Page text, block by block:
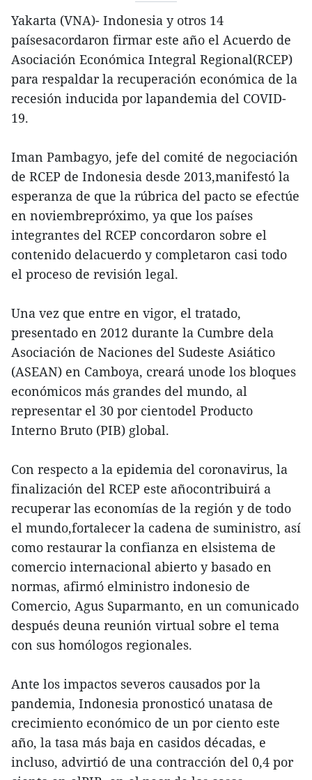
Yakarta (VNA)- Indonesia y otros 14
paísesacordaron firmar este año el Acuerdo de
Asociación Económica Integral Regional(RCEP)
para respaldar la recuperación económica de la
recesión inducida por lapandemia del COVID-
19.
Iman Pambagyo, jefe del comité de negociación
de RCEP de Indonesia desde 2013,manifestó la
esperanza de que la rúbrica del pacto se efectúe
en noviembrepróximo, ya que los países
integrantes del RCEP concordaron sobre el
contenido delacuerdo y completaron casi todo
el proceso de revisión legal.
Una vez que entre en vigor, el tratado,
presentado en 2012 durante la Cumbre dela
Asociación de Naciones del Sudeste Asiático
(ASEAN) en Camboya, creará unode los bloques
económicos más grandes del mundo, al
representar el 30 por cientodel Producto
Interno Bruto (PIB) global.
Con respecto a la epidemia del coronavirus, la
finalización del RCEP este añocontribuirá a
recuperar las economías de la región y de todo
el mundo,fortalecer la cadena de suministro, así
como restaurar la confianza en elsistema de
comercio internacional abierto y basado en
normas, afirmó elministro indonesio de
Comercio, Agus Suparmanto, en un comunicado
después deuna reunión virtual sobre el tema
con sus homólogos regionales.
Ante los impactos severos causados por la
pandemia, Indonesia pronosticó unatasa de
crecimiento económico de un por ciento este
año, la tasa más baja en casidos décadas, e
incluso, advirtió de una contracción del 0,4 por